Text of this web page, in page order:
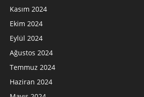
Kasım 2024
Ekim 2024
Eylül 2024
Ağustos 2024
Temmuz 2024
Haziran 2024